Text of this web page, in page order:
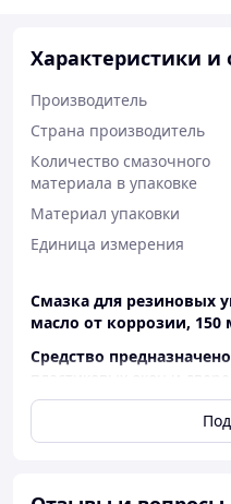
Характеристики и
Производитель
Страна производитель
Количество смазочного
материала в упаковке
Материал упаковки
Единица измерения
Смазка для резиновых
масло от коррозии, 150
Средство
пластиковых окон и
стиральных и
автомобилей. Также
металлические и
восстанавливает и